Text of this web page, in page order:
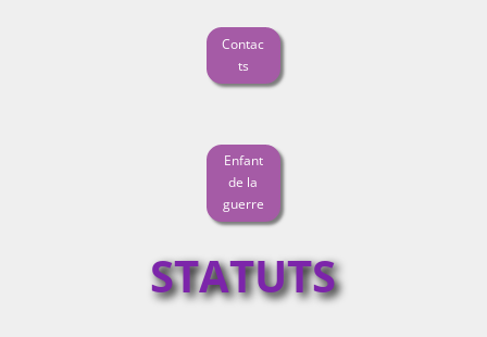
Contac
ts
Enfant
de la
guerre
STATUTS